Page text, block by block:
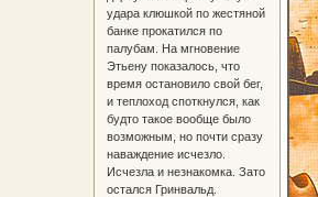
удара клюшкой по жестяной
банке прокатился по
палубам. На мгновение
Этьену показалось, что
время остановило свой бег,
и теплоход споткнулся, как
будто такое вообще было
возможным, но почти сразу
наваждение исчезло.
Исчезла и незнакомка. Зато
остался Гринвальд.